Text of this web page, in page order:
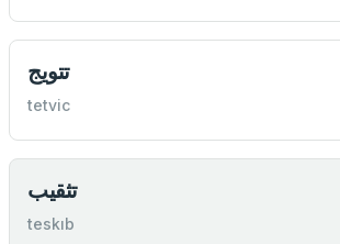
تتويج
tetvic
تثقيب
teskıb